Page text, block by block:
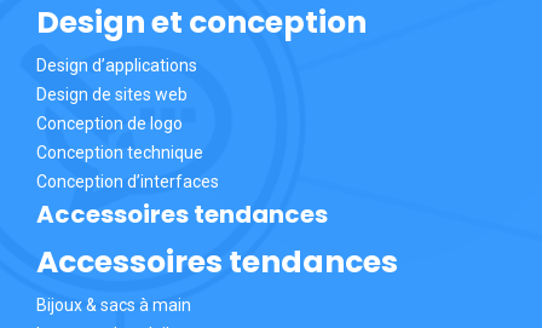
Design et conception
Design d’applications
Design de sites web
Conception de logo
Conception technique
Conception d’interfaces
Accessoires tendances
Accessoires tendances
Bijoux & sacs à main